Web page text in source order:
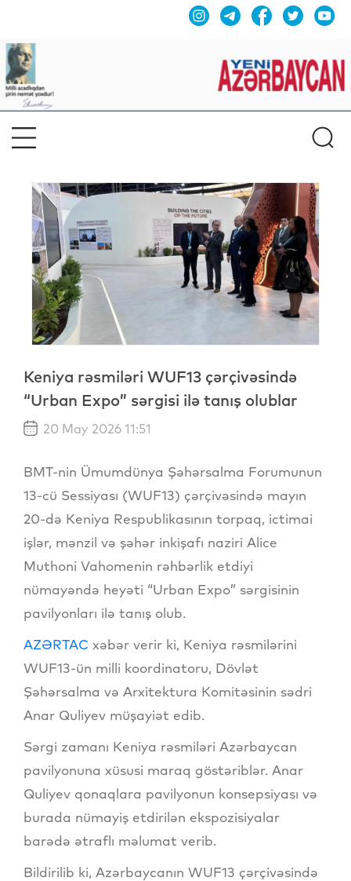
Keniya rəsmiləri WUF13 çərçivəsində
“Urban Expo” sərgisi ilə tanış olublar
20 May 2026 11:51
BMT-nin Ümumdünya Şəhərsalma Forumunun
13-cü Sessiyası (WUF13) çərçivəsində mayın
20-də Keniya Respublikasının torpaq, ictimai
işlər, mənzil və şəhər inkişafı naziri Alice
Muthoni Vahomenin rəhbərlik etdiyi
nümayəndə heyəti “Urban Expo” sərgisinin
pavilyonları ilə tanış olub.
AZƏRTAC xəbər verir ki, Keniya rəsmilərini
WUF13-ün milli koordinatoru, Dövlət
Şəhərsalma və Arxitektura Komitəsinin sədri
Anar Quliyev müşayiət edib.
Sərgi zamanı Keniya rəsmiləri Azərbaycan
pavilyonuna xüsusi maraq göstəriblər. Anar
Quliyev qonaqlara pavilyonun konsepsiyası və
burada nümayiş etdirilən ekspozisiyalar
barədə ətraflı məlumat verib.
Bildirilib ki, Azərbaycanın WUF13 çərçivəsində